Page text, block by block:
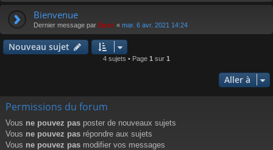
Bienvenue
Dernier message par Epoc « mar. 6 avr. 2021 14:24
Nouveau sujet
4 sujets • Page 1 sur 1
Aller à
Permissions du forum
Vous ne pouvez pas poster de nouveaux sujets
Vous ne pouvez pas répondre aux sujets
Vous ne pouvez pas modifier vos messages